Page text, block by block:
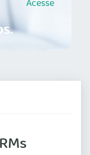
Acesse